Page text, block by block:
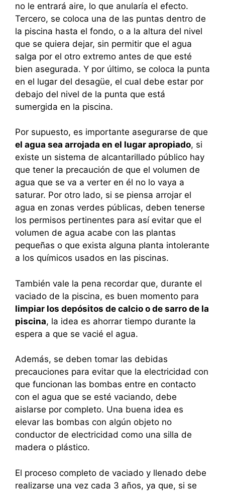
no le entrará aire, lo que anularía el efecto.
Tercero, se coloca una de las puntas dentro de
la piscina hasta el fondo, o a la altura del nivel
que se quiera dejar, sin permitir que el agua
salga por el otro extremo antes de que esté
bien asegurada. Y por último, se coloca la punta
en el lugar del desagüe, el cual debe estar por
debajo del nivel de la punta que está
sumergida en la piscina.
Por supuesto, es importante asegurarse de que
el agua sea arrojada en el lugar apropiado, si
existe un sistema de alcantarillado público hay
que tener la precaución de que el volumen de
agua que se va a verter en él no lo vaya a
saturar. Por otro lado, si se piensa arrojar el
agua en zonas verdes públicas, deben tenerse
los permisos pertinentes para así evitar que el
volumen de agua acabe con las plantas
pequeñas o que exista alguna planta intolerante
a los químicos usados en las piscinas.
También vale la pena recordar que, durante el
vaciado de la piscina, es buen momento para
limpiar los depósitos de calcio o de sarro de la
piscina, la idea es ahorrar tiempo durante la
espera a que se vacié el agua.
Además, se deben tomar las debidas
precauciones para evitar que la electricidad con
que funcionan las bombas entre en contacto
con el agua que se esté vaciando, debe
aislarse por completo. Una buena idea es
elevar las bombas con algún objeto no
conductor de electricidad como una silla de
madera o plástico.
El proceso completo de vaciado y llenado debe
realizarse una vez cada 3 años, ya que, si se